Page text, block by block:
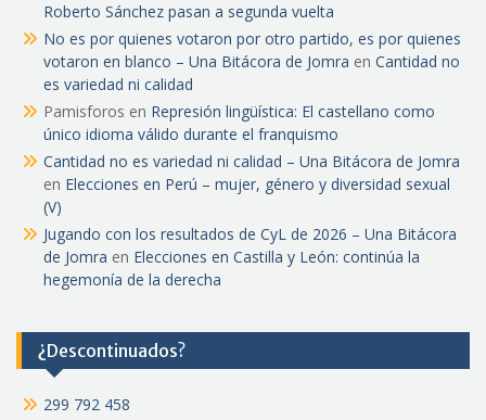
Roberto Sánchez pasan a segunda vuelta
No es por quienes votaron por otro partido, es por quienes
votaron en blanco – Una Bitácora de Jomra en Cantidad no
es variedad ni calidad
Pamisforos en Represión lingüística: El castellano como
único idioma válido durante el franquismo
Cantidad no es variedad ni calidad – Una Bitácora de Jomra
en Elecciones en Perú – mujer, género y diversidad sexual
(V)
Jugando con los resultados de CyL de 2026 – Una Bitácora
de Jomra en Elecciones en Castilla y León: continúa la
hegemonía de la derecha
¿Descontinuados?
299 792 458